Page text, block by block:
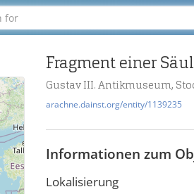
Fragment einer
Gustav III. Antikmuseum,
arachne.dainst.org/entity/1139235
Informationen zum
Lokalisierung